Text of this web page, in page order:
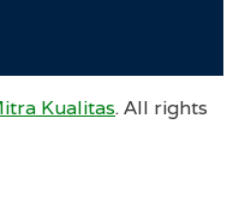
Kualitas. All rights